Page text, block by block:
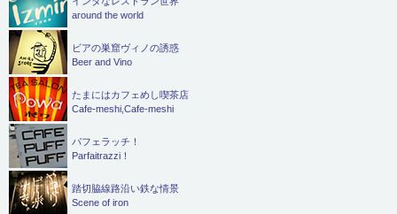
around the world
ビアの巣窟ヴィノの誘惑
Beer and Vino
たまにはカフェめし喫茶店
Cafe-meshi,Cafe-meshi
パフェラッチ！
Parfaitrazzi！
踏切脇線路沿い鉄な情景
Scene of iron